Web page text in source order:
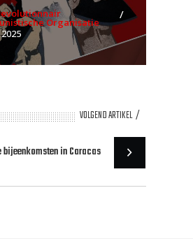
Organisatie
VOLGEND ARTIKEL
in Caracas